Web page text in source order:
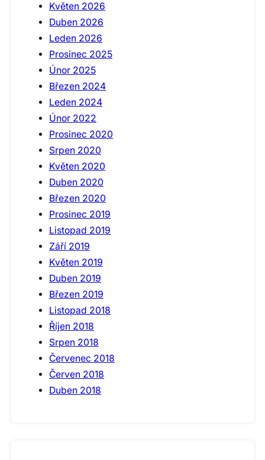
Květen 2026
Duben 2026
Leden 2026
Prosinec 2025
Únor 2025
Březen 2024
Leden 2024
Únor 2022
Prosinec 2020
Srpen 2020
Květen 2020
Duben 2020
Březen 2020
Prosinec 2019
Listopad 2019
Září 2019
Květen 2019
Duben 2019
Březen 2019
Listopad 2018
Říjen 2018
Srpen 2018
Červenec 2018
Červen 2018
Duben 2018